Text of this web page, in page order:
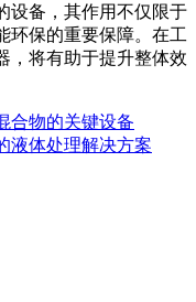
设备，其作用不仅限于
环保的重要保障。在工
，将有助于提升整体效
合物的关键设备
液体处理解决方案